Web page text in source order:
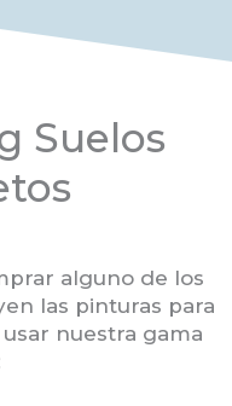
Suelos
alguno de los
las pinturas para
nuestra gama